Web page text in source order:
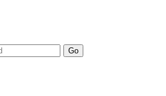
ก รับโพสต์ลงเว็บขายบ้าน ที่ดิน อสัง
า แตกต่างกว่า
านราคาถูก อสังหา ทีดิน โพสต์ลงเว็บ
หา เน้นผลงาน รับรองคุณภาพ ติดกู
ที่เดียวในไทย